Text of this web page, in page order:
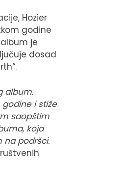
Hozier
godine
je
dosad
album.
i stiže
saopštim
koja
na podršci.